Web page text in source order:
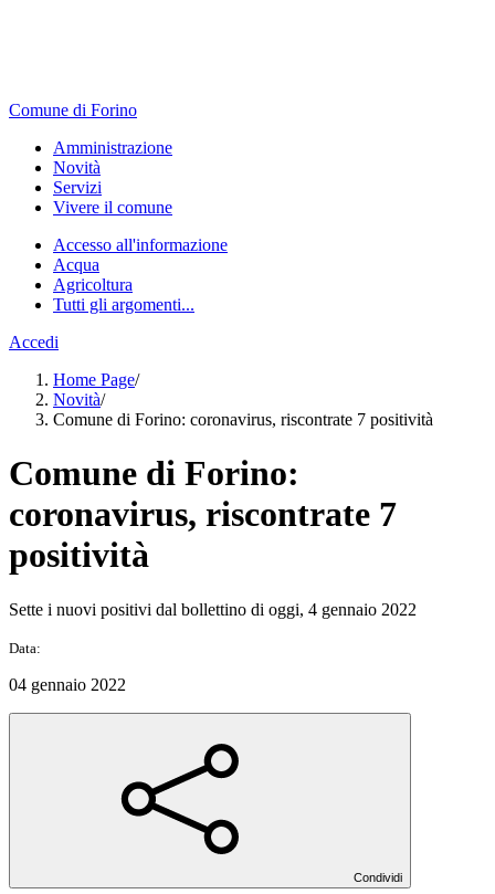
Comune di Forino
Amministrazione
Novità
Servizi
Vivere il comune
Accesso all'informazione
Acqua
Agricoltura
Tutti gli argomenti...
Accedi
Home Page/
Novità/
Comune di Forino: coronavirus, riscontrate 7 positività
Comune di Forino:
coronavirus, riscontrate 7
positività
Sette i nuovi positivi dal bollettino di oggi, 4 gennaio 2022
Data:
04 gennaio 2022
Condividi